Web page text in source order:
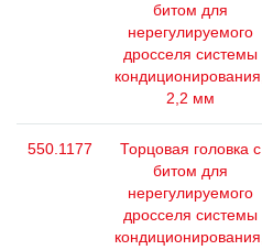
битом для
нерегулируемого
дросселя системы
кондиционирования,
2,2 мм
550.1177
Торцовая головка с
битом для
нерегулируемого
дросселя системы
кондиционирования,